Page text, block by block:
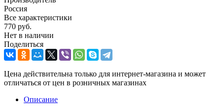
Россия
Все характеристики
770 руб.
Нет в наличии
Поделиться
Цена действительна только для интернет-магазина и может
отличаться от цен в розничных магазинах
Описание